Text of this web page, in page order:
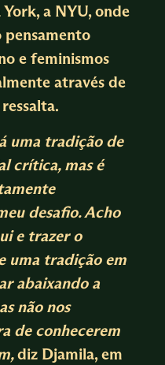
a NYU, onde
e feminismos
através de
uma tradição de
crítica, mas é
desafio. Acho
e trazer o
uma tradição em
abaixando a
não nos
de conhecerem
diz Djamila, em